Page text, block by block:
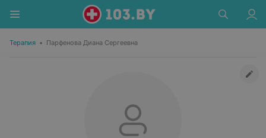
Терапия • Парфенова Диана Сергеевна